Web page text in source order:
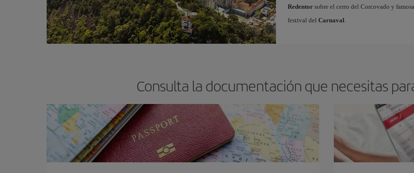
Redentorsobre el cerro del Corcovado y
festival del Carnaval
Consulta la documentación que necesitas